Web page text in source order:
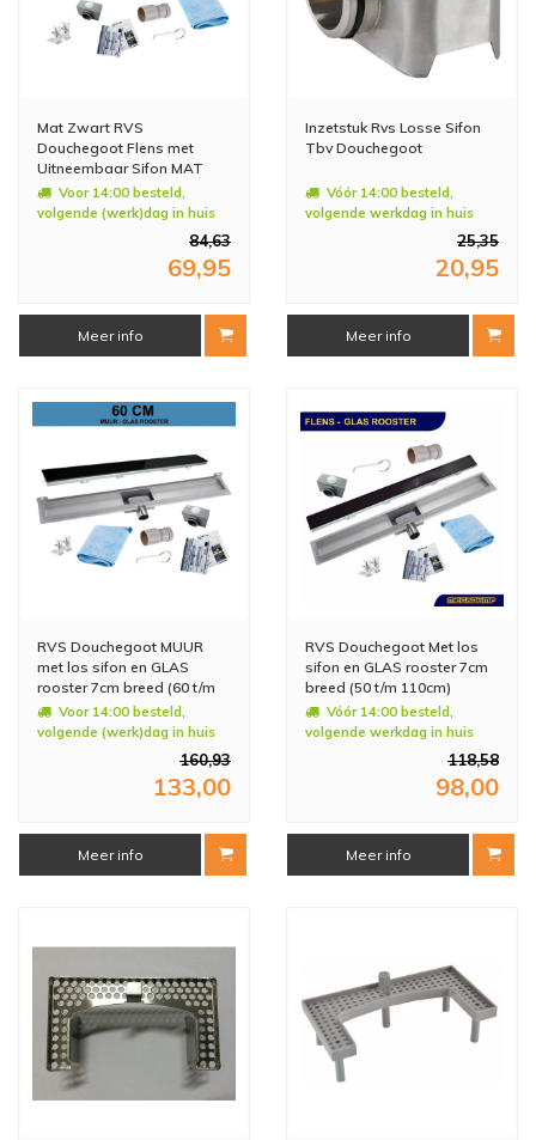
Mat Zwart RVS
Douchegoot Flens met
Uitneembaar Sifon MAT
ZWART (alle maten)
Voor 14:00 besteld,
volgende (werk)dag in huis
84,63
69,95
Meer info
Inzetstuk Rvs Losse Sifon
Tbv Douchegoot
Vóór 14:00 besteld,
volgende werkdag in huis
25,35
20,95
Meer info
RVS Douchegoot MUUR
met los sifon en GLAS
rooster 7cm breed (60 t/m
100cm)
Voor 14:00 besteld,
volgende (werk)dag in huis
160,93
133,00
Meer info
RVS Douchegoot Met los
sifon en GLAS rooster 7cm
breed (50 t/m 110cm)
Vóór 14:00 besteld,
volgende werkdag in huis
118,58
98,00
Meer info